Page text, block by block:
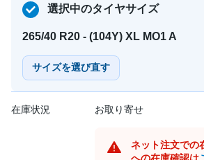
選択中のタイヤサイズ
265/40 R20 - (104Y) XL MO1 A
サイズを選び直す
在庫状況 お取り寄せ
ネット注文での
への在庫確認は